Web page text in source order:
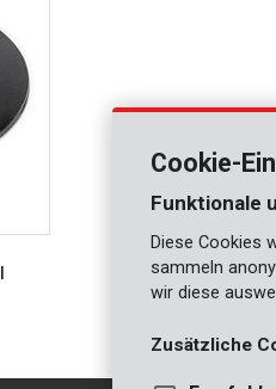
Cookie-
Funktionale
Diese Cookies
sammeln
wir diese
Zusätzliche